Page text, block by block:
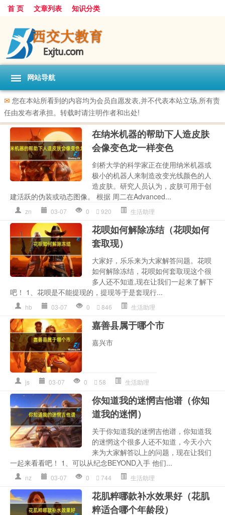
首 页 文章列表 知识分类
网站导航
✉ 您在本站所看到的内容均为会员自愿发表,并不代表本站立场,所有责
任由发布者承担。转载时请注明作者和出处!
在纳米机器的帮助下人造皮肤
会像变色龙一样变色
剑桥大学的科学家正在使用纳米机器或
极小的机器人来制造改变光线颜色的人
造皮肤。研究人员认为，皮肤可用于创
建活跃的伪装或动态图像。 根据 周二在Advanced...
zn 03-07 0 920 生活助理
花呗如何解除冻结（花呗如何
套取现）
大家好，乐乐来为大家解答问题。花呗
如何解除冻结，花呗如何套取现这个很
多人还不知道,现在让我们一起来了解下
吧！ 1、花呗是不能提现的，提现等于是套现行...
hb 03-07 0 846 生活助理
嘉善县属于哪个市
嘉兴市
js 03-07 0 58 生活助理
你知道我的迷惘吉他谱（你知
道我的迷惘）
关于你知道我的迷惘吉他谱，你知道我
的迷惘这个很多人还不知道，今天小六
来为大家解答以上的问题，现在让我们
一起来看看吧！ 1、可以从纪念BEYOND入手 他们...
nz 03-07 0 744 生活助理
花肌粹哪款补水效果好（花肌
粹适合哪个年龄段）